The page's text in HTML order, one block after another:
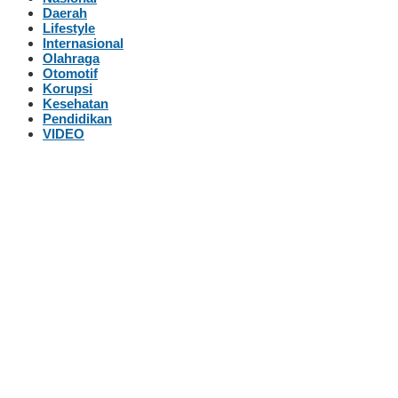
Daerah
Lifestyle
Internasional
Olahraga
Otomotif
Korupsi
Kesehatan
Pendidikan
VIDEO